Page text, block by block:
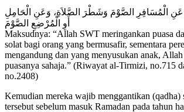
عَنِ الْمُسَافِرِ الصَّوْمَ وَشَطْرَ الصَّلاَةِ، وَعَنِ الْحَامِلِ
أَوِ الْمُرْضِعِ الصَّوْمَ
Maksudnya: “Allah SWT meringankan puasa
solat bagi orang yang bermusafir, sementara
mengandung dan yang menyusukan anak,
puasanya sahaja.” (Riwayat al-Tirmizi, no.715
no.2408)
Kemudian mereka wajib menggantikan (qadha)
tersebut sebelum masuk Ramadan pada tahun